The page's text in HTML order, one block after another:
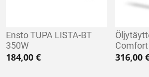
Ensto TUPA LISTA-BT
350W
184,00 € 316,00